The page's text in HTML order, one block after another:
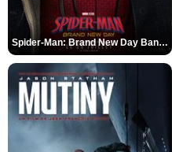
Spider-Man: Brand New Day Bande-annonce VO STFR